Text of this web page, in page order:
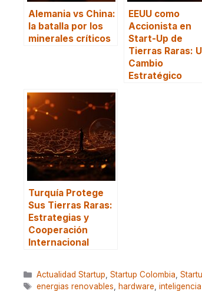
Alemania vs China:
la batalla por los
minerales críticos
EEUU como
Accionista en
Start-Up de
Tierras Raras:
Cambio
Estratégico
Turquía Protege
Sus Tierras Raras:
Estrategias y
Cooperación
Internacional
Categorías
Actualidad Startup Startup Colombia
Etiquetas
energias renovables hardware